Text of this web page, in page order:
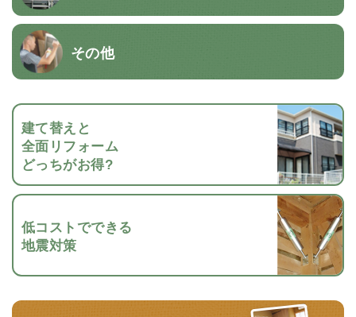
その他
建て替えと
全面リフォーム
どっちがお得?
低コストでできる
地震対策